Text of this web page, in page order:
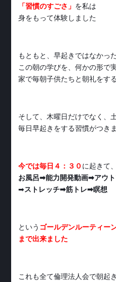
「習慣のすごさ」 を私は
身をもって体験しました
もともと、早起きではなかっ
この朝の学びを、何かの形で
家で毎朝子供たちと朝礼をす
そして、木曜日だけでなく、
毎日早起きをする習慣がつき
今では毎日４：３０に起きて、
お風呂➡能力開発動画➡アウ
➡ストレッチ➡筋トレ➡瞑想
という ゴールデンルーティー
まで出来ました
これも全て倫理法人会で朝起